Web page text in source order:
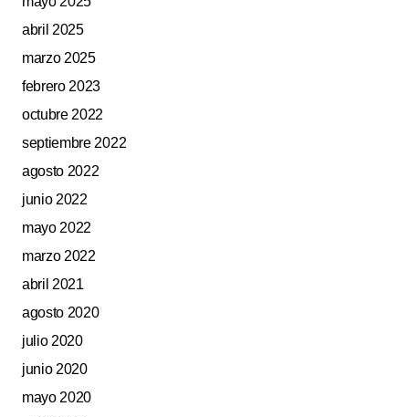
abril 2025
marzo 2025
febrero 2023
octubre 2022
septiembre 2022
agosto 2022
junio 2022
mayo 2022
marzo 2022
abril 2021
agosto 2020
julio 2020
junio 2020
mayo 2020